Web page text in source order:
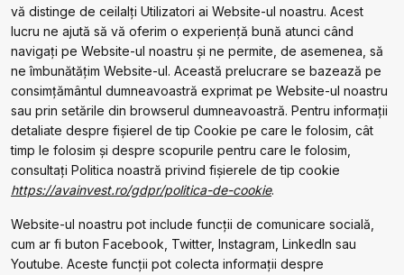
vă distinge de ceilalți Utilizatori ai Website-ul noastru. Acest
lucru ne ajută să vă oferim o experiență bună atunci când
navigați pe Website-ul noastru și ne permite, de asemenea, să
ne îmbunătățim Website-ul. Această prelucrare se bazează pe
consimțământul dumneavoastră exprimat pe Website-ul noastru
sau prin setările din browserul dumneavoastră. Pentru informații
detaliate despre fișierel de tip Cookie pe care le folosim, cât
timp le folosim și despre scopurile pentru care le folosim,
consultați Politica noastră privind fișierele de tip cookie
https://avainvest.ro/gdpr/politica-de-cookie.
Website-ul noastru pot include funcții de comunicare socială,
cum ar fi buton Facebook, Twitter, Instagram, LinkedIn sau
Youtube. Aceste funcții pot colecta informații despre